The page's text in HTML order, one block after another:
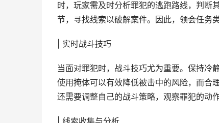
时，玩家需及时分析罪犯的逃跑路线，判断
节，寻找线索以破解案件。因此，领会任务
| 实时战斗技巧
当面对罪犯时，战斗技巧尤为重要。保持冷
使用掩体可以有效降低被击中的风险，而合
还需要调整自己的战斗策略，观察罪犯的动